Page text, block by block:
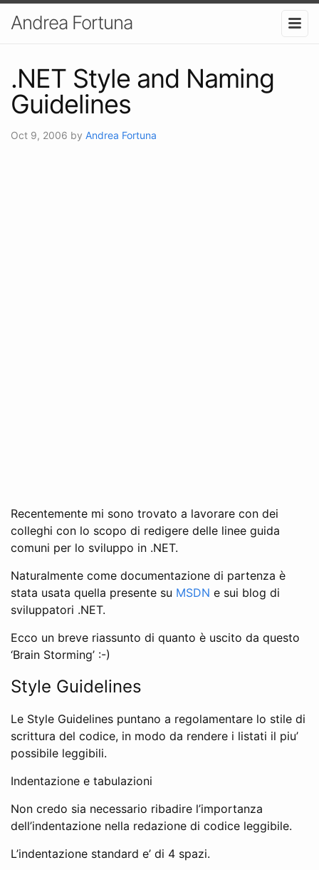
Andrea Fortuna
.NET Style and Naming
Guidelines
Oct 9, 2006 by Andrea Fortuna
Recentemente mi sono trovato a lavorare con dei
colleghi con lo scopo di redigere delle linee guida
comuni per lo sviluppo in .NET.
Naturalmente come documentazione di partenza è
stata usata quella presente su MSDN e sui blog di
sviluppatori .NET.
Ecco un breve riassunto di quanto è uscito da questo
‘Brain Storming’ :-)
Style Guidelines
Le Style Guidelines puntano a regolamentare lo stile di
scrittura del codice, in modo da rendere i listati il piu’
possibile leggibili.
Indentazione e tabulazioni
Non credo sia necessario ribadire l’importanza
dell’indentazione nella redazione di codice leggibile.
L’indentazione standard e’ di 4 spazi.